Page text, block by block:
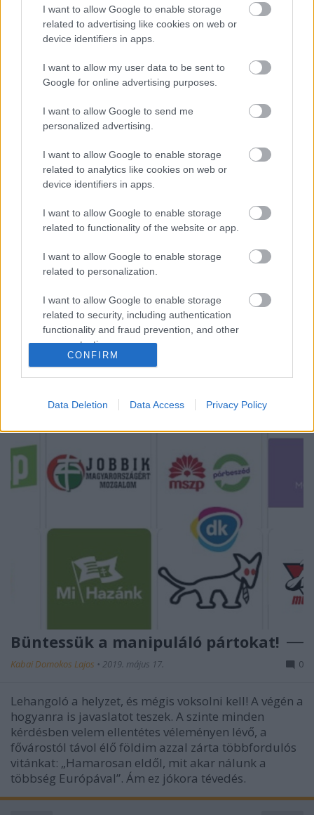
I want to allow Google to enable storage
related to advertising like cookies on web or
device identifiers in apps.
I want to allow my user data to be sent to
Google for online advertising purposes.
I want to allow Google to send me
personalized advertising.
I want to allow Google to enable storage
related to analytics like cookies on web or
device identifiers in apps.
I want to allow Google to enable storage
related to functionality of the website or app.
I want to allow Google to enable storage
related to personalization.
I want to allow Google to enable storage
related to security, including authentication
functionality and fraud prevention, and other
user protection.
CONFIRM
Data Deletion Data Access Privacy Policy
A fasizmus már köztünk van
Kabai Domokos Lajos•2019. május 19.
Még volt kurázsi a törökszentmiklósi kapitányban,
hogy megtiltsa a Mi Hazánk és a Betyársereg
felvonulását. Attól tartok, naiv és gyanútlan
ismerősöm azt gondolja, hogy a fasizmus csak akkor
szabadul ránk, ha már stigmákkal megjelölt
embereket visznek a tehervonatok a koncentrációs
Büntessük a manipuláló pártokat!
Kabai Domokos Lajos • 2019. május 17. 0
Lehangoló a helyzet, és mégis voksolni kell! A végén a
hogyanra is javaslatot teszek. A szinte minden
kérdésben velem ellentétes véleményen lévő, a
fővárostól távol élő földim azzal zárta többfordulós
vitánkat: „Hamarosan eldől, mit akar nálunk a
többség Európával”. Ám ez jókora tévedés.